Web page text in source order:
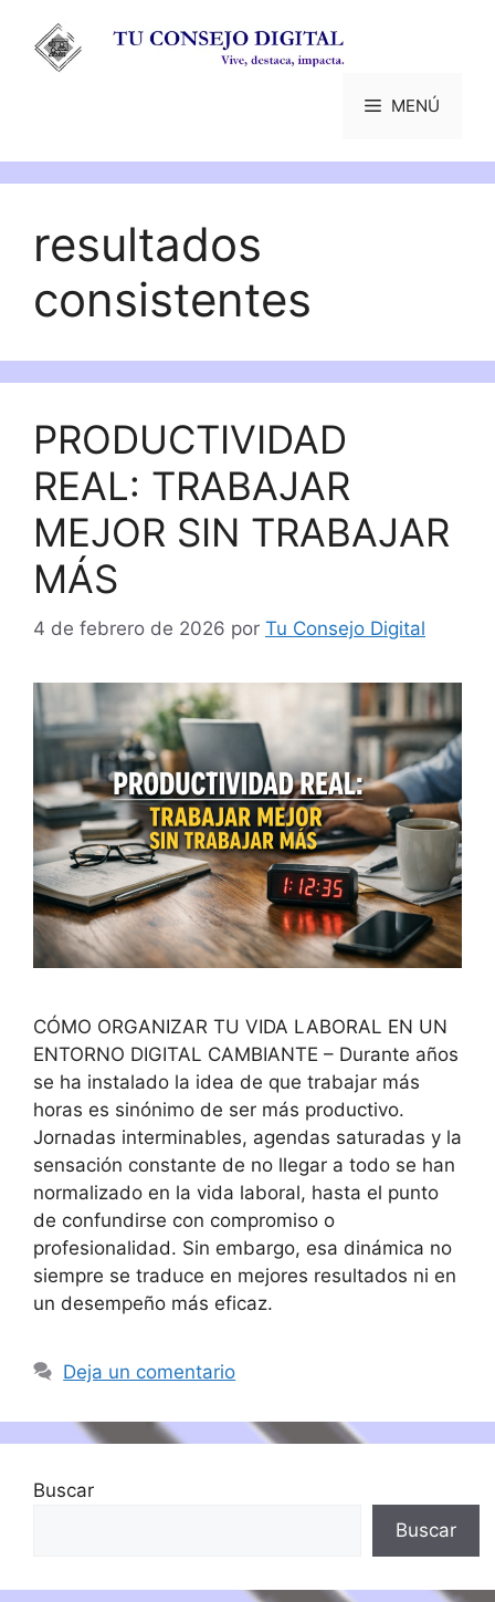
contenido
MENÚ
resultados
consistentes
PRODUCTIVIDAD
REAL: TRABAJAR
MEJOR SIN TRABAJAR
MÁS
4 de febrero de 2026 por Tu Consejo Digital
CÓMO ORGANIZAR TU VIDA LABORAL EN UN
ENTORNO DIGITAL CAMBIANTE – Durante años
se ha instalado la idea de que trabajar más
horas es sinónimo de ser más productivo.
Jornadas interminables, agendas saturadas y la
sensación constante de no llegar a todo se han
normalizado en la vida laboral, hasta el punto
de confundirse con compromiso o
profesionalidad. Sin embargo, esa dinámica no
siempre se traduce en mejores resultados ni en
un desempeño más eficaz.
Deja un comentario
Buscar
Buscar